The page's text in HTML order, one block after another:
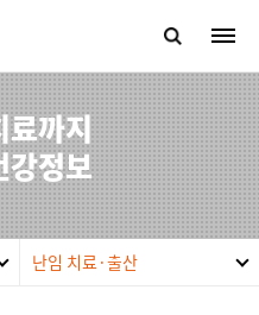
료까지
강정보
난임 치료·출산